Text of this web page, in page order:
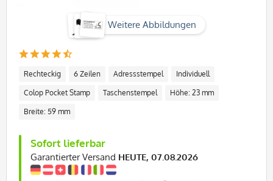
Weitere Abbildungen
Rechteckig 6 Zeilen Adressstempel Individuell
Colop Pocket Stamp Taschenstempel Höhe: 23 mm
Breite: 59 mm
Sofort lieferbar
Garantierter Versand HEUTE, 07.08.2026